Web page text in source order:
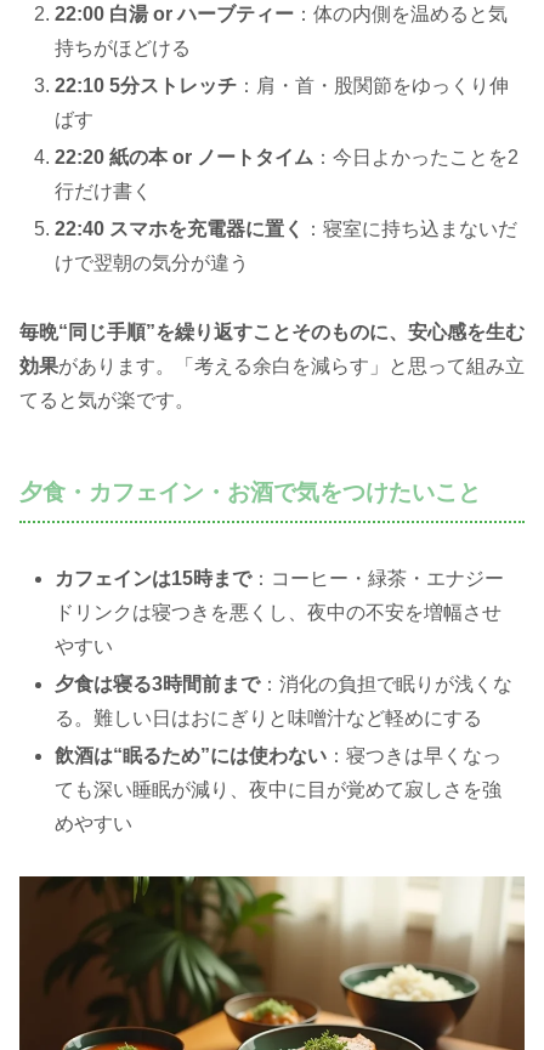
22:00 白湯 or ハーブティー ：体の内側を温めると気
持ちがほどける
22:10 5分ストレッチ ：肩・首・股関節をゆっくり伸
ばす
22:20 紙の本 or ノートタイム ：今日よかったことを2
行だけ書く
22:40 スマホを充電器に置く
：寝室に持ち込まないだ
けで翌朝の気分が違う
毎晩“同じ手順”を繰り返すことそのものに、安心感を生む
効果があります。「考える余白を減らす」と思って組み立
てると気が楽です。
夕食・カフェイン・お酒で気をつけたいこと
カフェインは15時まで：コーヒー・緑茶・エナジー
ドリンクは寝つきを悪くし、夜中の不安を増幅させ
やすい
夕食は寝る3時間前まで：消化の負担で眠りが浅くな
る。難しい日はおにぎりと味噌汁など軽めにする
飲酒は“眠るため”には使わない ：寝つきは早くなっ
ても深い睡眠が減り、夜中に目が覚めて寂しさを強
めやすい